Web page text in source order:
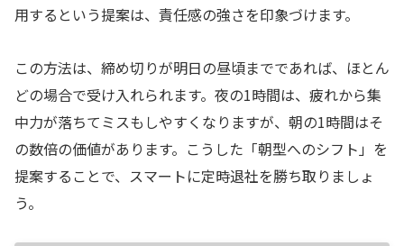
用するという提案は、責任感の強さを印象づけます。
この方法は、締め切りが明日の昼頃までであれば、ほとん
どの場合で受け入れられます。夜の1時間は、疲れから集
中力が落ちてミスもしやすくなりますが、朝の1時間はそ
の数倍の価値があります。こうした「朝型へのシフト」を
提案することで、スマートに定時退社を勝ち取りましょ
う。